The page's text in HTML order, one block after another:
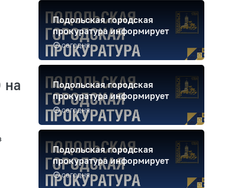
на
сегодня
Подольская городская
прокуратура информирует
сегодня
Подольская городская
прокуратура информирует
сегодня
Подольская городская
прокуратура информирует